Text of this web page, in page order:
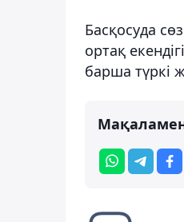
Басқосуда
ортақ
барша түркі
Мақаламен